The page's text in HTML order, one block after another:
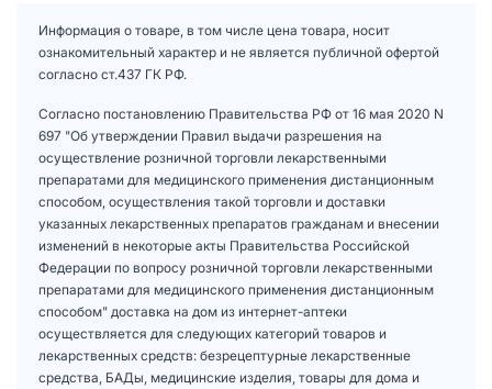
Информация о товаре, в том числе цена товара, носит
ознакомительный характер и не является публичной офертой
согласно ст.437 ГК РФ.
Согласно постановлению Правительства РФ от 16 мая 2020 N
697 "Об утверждении Правил выдачи разрешения на
осуществление розничной торговли лекарственными
препаратами для медицинского применения дистанционным
способом, осуществления такой торговли и доставки
указанных лекарственных препаратов гражданам и внесении
изменений в некоторые акты Правительства Российской
Федерации по вопросу розничной торговли лекарственными
препаратами для медицинского применения дистанционным
способом" доставка на дом из интернет-аптеки
осуществляется для следующих категорий товаров и
лекарственных средств: безрецептурные лекарственные
средства, БАДы, медицинские изделия, товары для дома и